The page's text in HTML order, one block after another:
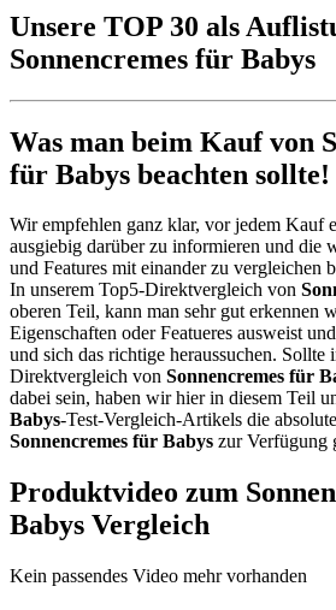
Unsere TOP 30 als
Sonnencremes für Babys
Was man beim Kauf von
für Babys beachten sollte!
Wir empfehlen ganz klar, vor jedem Kauf
ausgiebig darüber zu informieren und die
und Features mit einander zu vergleichen
In unserem Top5-Direktvergleich von
oberen Teil, kann man sehr gut erkennen
Eigenschaften oder Featueres ausweist
und sich das richtige heraussuchen. Sollte
Direktvergleich von Sonnencremes für
dabei sein, haben wir hier in diesem Teil
Babys-Test-Vergleich-Artikels die
Sonnencremes für Babys zur Verfügung
Produktvideo zum
Babys Vergleich
Kein passendes Video mehr vorhanden